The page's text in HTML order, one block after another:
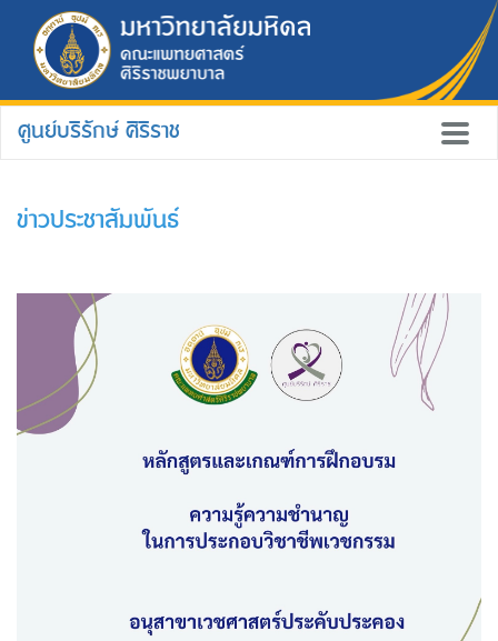
ศูนย์บริรักษ์ ศิริราช
ข่าวประชาสัมพันธ์